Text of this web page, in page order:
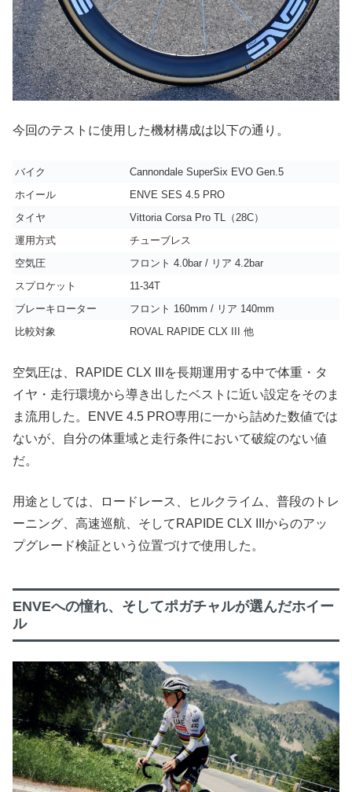
今回のテストに使用した機材構成は以下の通り。
バイク
Cannondale SuperSix EVO Gen.5
ホイール
ENVE SES 4.5 PRO
タイヤ
Vittoria Corsa Pro TL（28C）
運用方式
チューブレス
空気圧
フロント 4.0bar / リア 4.2bar
スプロケット
11-34T
ブレーキローター
フロント 160mm / リア 140mm
比較対象
ROVAL RAPIDE CLX III 他
空気圧は、RAPIDE CLX IIIを長期運用する中で体重・タ
イヤ・走行環境から導き出したベストに近い設定をそのま
ま流用した。ENVE 4.5 PRO専用に一から詰めた数値では
ないが、自分の体重域と走行条件において破綻のない値
だ。
用途としては、ロードレース、ヒルクライム、普段のトレ
ーニング、高速巡航、そしてRAPIDE CLX IIIからのアッ
プグレード検証という位置づけで使用した。
ENVEへの憧れ、そしてポガチャルが選んだホイー
ル